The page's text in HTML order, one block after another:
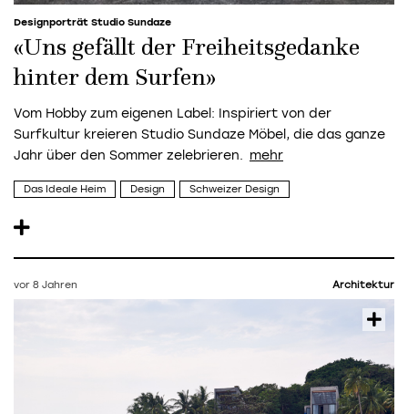
Designporträt Studio Sundaze
«Uns gefällt der Freiheitsgedanke
hinter dem Surfen»
Vom Hobby zum eigenen Label: Inspiriert von der
Surfkultur kreieren Studio Sundaze Möbel, die das ganze
Jahr über den Sommer zelebrieren.
Das Ideale Heim Design Schweizer Design
vor 8 Jahren Architektur